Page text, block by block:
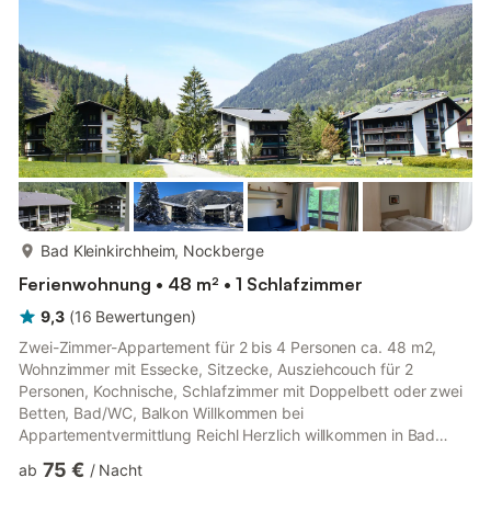
Berge, die Skipiste und die Ortschaft. Zur Verfügung: Babybett.
Bad Kleinkirchheim, Nockberge
Ferienwohnung • 48 m² • 1 Schlafzimmer
9,3 (16 Bewertungen)
Zwei-Zimmer-Appartement für 2 bis 4 Personen ca. 48 m2,
Wohnzimmer mit Essecke, Sitzecke, Ausziehcouch für 2
Personen, Kochnische, Schlafzimmer mit Doppelbett oder zwei
Betten, Bad/WC, Balkon Willkommen bei
Appartementvermittlung Reichl Herzlich willkommen in Bad
Sommer oder Winter: Bei uns finden Sie unzählige
ab 75 € / Nacht